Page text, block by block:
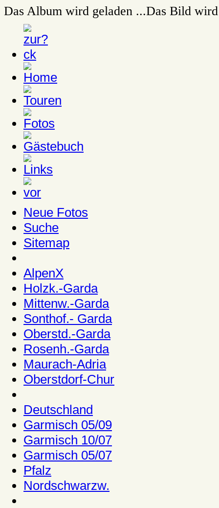
Das Album wird geladen ...Das Bild
Neue Fotos
Suche
Sitemap
AlpenX
Holzk.-Garda
Mittenw.-Garda
Sonthof.- Garda
Oberstd.-Garda
Rosenh.-Garda
Maurach-Adria
Oberstdorf-Chur
Deutschland
Garmisch 05/09
Garmisch 10/07
Garmisch 05/07
Pfalz
Nordschwarzw.